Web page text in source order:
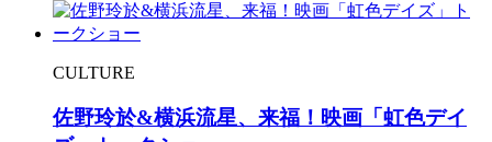
CULTURE
佐野玲於&横浜流星、来福！映画「虹色デイ